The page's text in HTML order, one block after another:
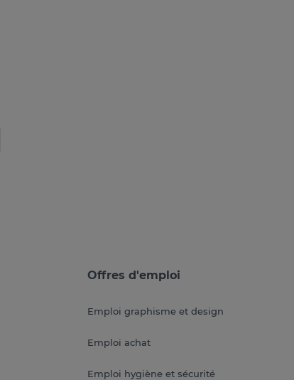
Offres d'emploi
Emploi graphisme et design
Emploi achat
Emploi hygiène et sécurité